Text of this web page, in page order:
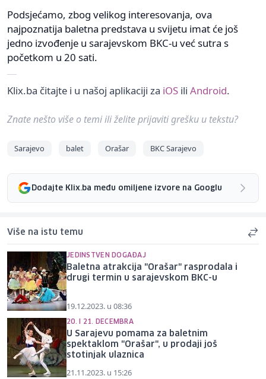
Podsjećamo, zbog velikog interesovanja, ova
najpoznatija baletna predstava u svijetu imat će još
jedno izvođenje u sarajevskom BKC-u već sutra s
početkom u 20 sati.
Klix.ba čitajte i u našoj aplikaciji za iOS ili Android.
Znate nešto više o temi ili želite prijaviti grešku u tekstu?
Sarajevo balet Orašar BKC Sarajevo
Dodajte Klix.ba među omiljene izvore na Googlu
Više na istu temu
JEDINSTVEN DOGAĐAJ
Baletna atrakcija "Orašar" rasprodala i
drugi termin u sarajevskom BKC-u
19.12.2023. u 08:36
20. I 21. DECEMBRA
U Sarajevu pomama za baletnim
spektaklom "Orašar", u prodaji još
stotinjak ulaznica
21.11.2023. u 15:26